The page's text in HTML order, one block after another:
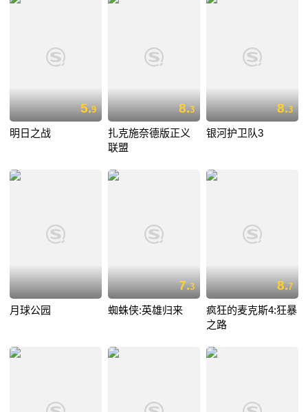
5.9
明日之战
8.3
扎克施奈德版正义
联盟
8.3
银河护卫队3
月球公园
7.3
蜘蛛侠:英雄归来
8.7
疯狂的麦克斯4:狂暴
之路